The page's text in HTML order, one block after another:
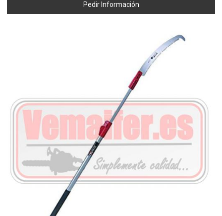
Pedir Información